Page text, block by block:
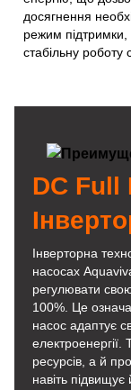
досягнення
режим підтримки,
стабільну роботу
DC Full
Інверторна
насосах
регулювати
100%. Це
насос адаптує
електроенергії.
ресурсів, а й
навіть підвищує